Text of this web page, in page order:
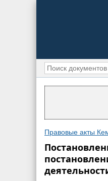
Правовые акты